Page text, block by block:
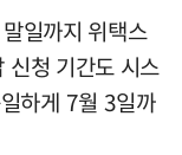
일까지 위택스
신청 기간도 시스
하게 7월 3일까